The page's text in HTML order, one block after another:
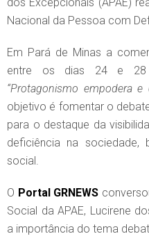
Nacional da Pessoa com
Em Pará de Minas a
entre os dias 24 e
“Protagonismo empodera
objetivo é fomentar o
para o destaque da
deficiência na
social.
O Portal GRNEWS
Social da APAE, Lucirene
a importância do tema